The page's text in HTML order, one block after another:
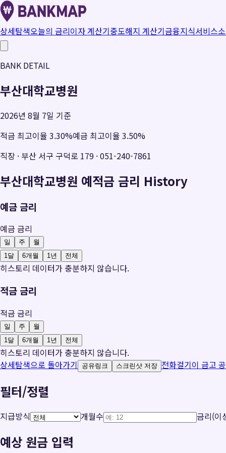
상세탐색오늘의 금리이자 계산기중도해지 계산기금융지식서비스
BANK DETAIL
부산대학교병원
2026년 8월 7일 기준
적금 최고이율 3.30%예금 최고이율 3.50%
직장 · 부산 서구 구덕로 179 ·051-240-7861
부산대학교병원 예적금 금리 History
예금 금리
예금 금리
일 주
월
1달
6개월 1년 전체
히스토리 데이터가 충분하지 않습니다.
적금 금리
적금 금리
일 주
월
1달
6개월 1년 전체
히스토리 데이터가 충분하지 않습니다.
상세탐색으로 돌아가기
공유링크 스크린샷 저장 전화걸기이 금고
필터/정렬
지급방식 개월수 금리(이
예상 원금 입력